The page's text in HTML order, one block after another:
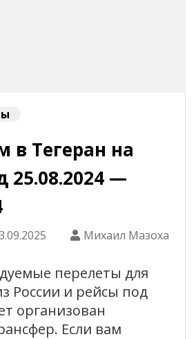
в Тегеран на
25.08.2024 —
Михаил Мазоха
перелеты для
России и рейсы под
организован
Если вам